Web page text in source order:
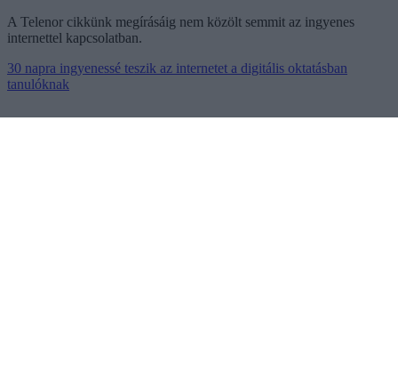
A Telenor cikkünk megírásáig nem közölt semmit az ingyenes
internettel kapcsolatban.
30 napra ingyenessé teszik az internetet a digitális oktatásban
tanulóknak